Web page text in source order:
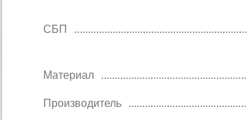
СБП
Материал
Производитель